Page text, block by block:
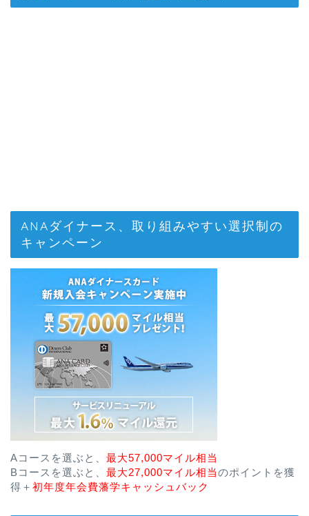
ANAダイナース、取り組みやすい選択制の
キャンペーン
Aコースを選ぶと、 最大57,000マイル相当
Bコースを選ぶと、 最大27,000マイル相当のポイントを獲
得＋ 初年度年会費藩学キャッシュバック